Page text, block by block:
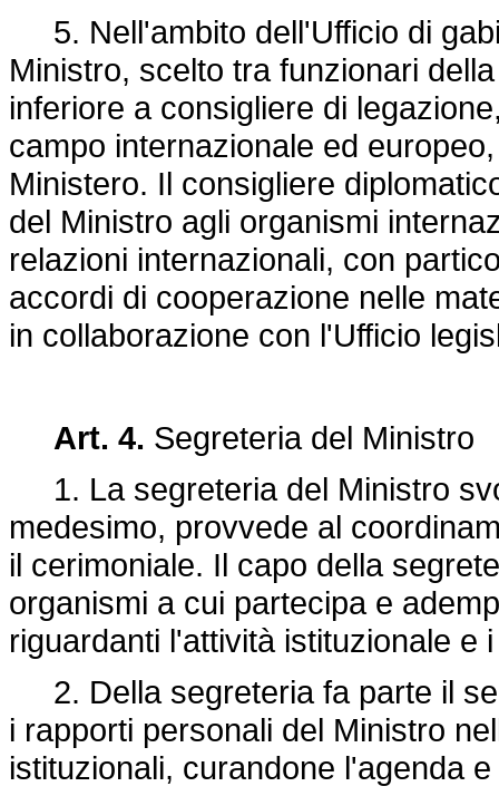
5. Nell'ambito dell'Ufficio di
Ministro, scelto tra funzionari
inferiore a consigliere di
campo internazionale ed
Ministero. Il consigliere
del Ministro agli organismi
relazioni internazionali, con
accordi di cooperazione nelle
in collaborazione con l'Ufficio
Art. 4. Segreteria del Ministro
1. La segreteria del Ministro
medesimo, provvede al
il cerimoniale. Il capo della
organismi a cui partecipa e
riguardanti l'attività istituzionale e
2. Della segreteria fa parte il
i rapporti personali del Ministro
istituzionali, curandone l'agenda